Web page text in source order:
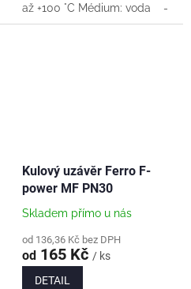
až +100 °C Médium: voda -
Materiál tělesa a koule:
Kulový uzávěr Ferro F-
power MF PN30
Skladem přímo u nás
od 136,36 Kč bez DPH
od 165 Kč / ks
DETAIL